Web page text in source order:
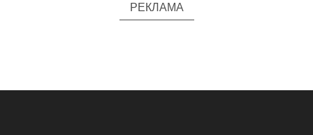
РЕКЛАМА